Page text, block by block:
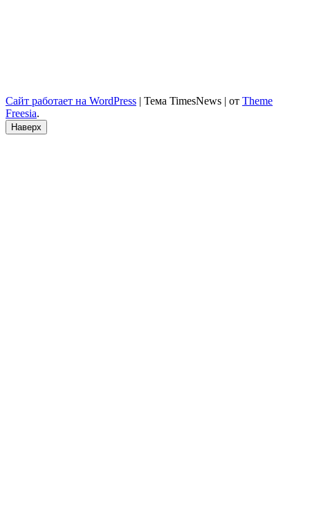
Сайт работает на WordPress | Тема TimesNews | от Theme
Freesia.
Наверх